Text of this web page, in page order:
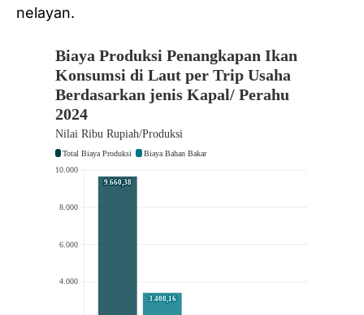
nelayan.